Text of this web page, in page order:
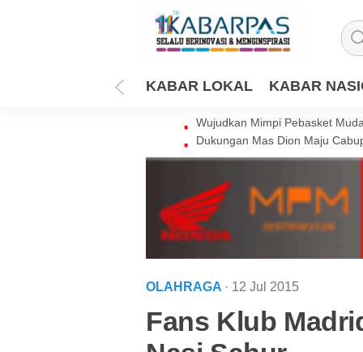
KABAR LOKAL KABAR
Wujudkan Mimpi Pebasket
Dukungan Mas Dion Maju
OLAHRAGA · 12 Jul 2015
Fans Klub